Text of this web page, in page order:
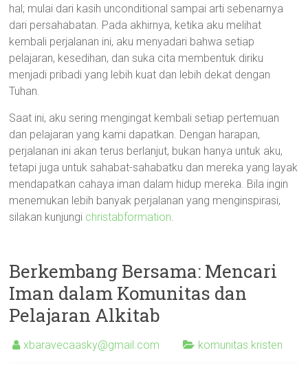
hal; mulai dari kasih unconditional sampai arti sebenarnya
dari persahabatan. Pada akhirnya, ketika aku melihat
kembali perjalanan ini, aku menyadari bahwa setiap
pelajaran, kesedihan, dan suka cita membentuk diriku
menjadi pribadi yang lebih kuat dan lebih dekat dengan
Tuhan.
Saat ini, aku sering mengingat kembali setiap pertemuan
dan pelajaran yang kami dapatkan. Dengan harapan,
perjalanan ini akan terus berlanjut, bukan hanya untuk aku,
tetapi juga untuk sahabat-sahabatku dan mereka yang layak
mendapatkan cahaya iman dalam hidup mereka. Bila ingin
menemukan lebih banyak perjalanan yang menginspirasi,
silakan kunjungi christabformation.
Berkembang Bersama: Mencari
Iman dalam Komunitas dan
Pelajaran Alkitab
xbaravecaasky@gmail.com komunitas kristen